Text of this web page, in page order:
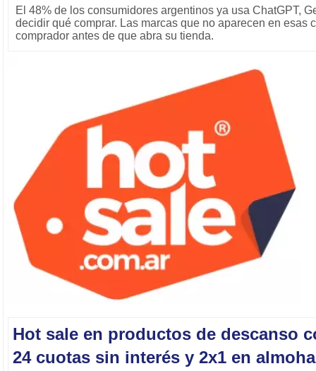
El 48% de los consumidores argentinos ya usa ChatGPT,
decidir qué comprar. Las marcas que no aparecen en esas
comprador antes de que abra su tienda.
Hot sale en productos de descanso
24 cuotas sin interés y 2x1 en